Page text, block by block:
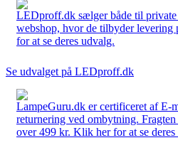
LEDproff.dk sælger både til private
webshop, hvor de tilbyder levering
for at se deres udvalg.
Se udvalget på LEDproff.dk
LampeGuru.dk er certificeret af E-
returnering ved ombytning.
over 499 kr. Klik her for at se deres